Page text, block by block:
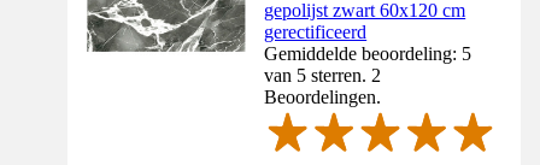
gepolijst zwart 60x120 cm
gerectificeerd
Gemiddelde beoordeling: 5
van 5 sterren. 2
Beoordelingen.